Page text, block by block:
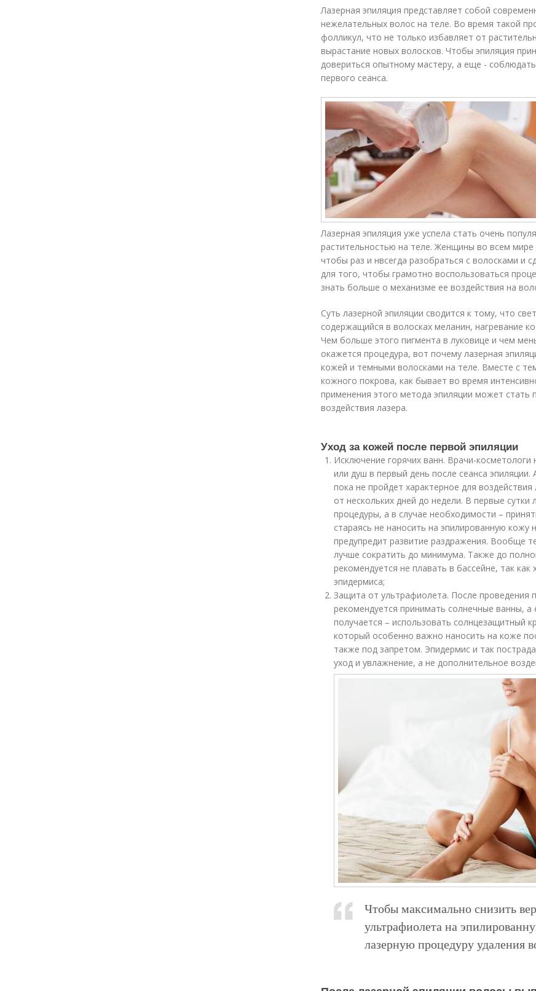
Лазерная эпиляция представляет собой
нежелательных волос на теле. Во время такой
фолликул, что не только избавляет от
вырастание новых волосков. Чтобы эпиляция
довериться опытному мастеру, а еще -
первого сеанса.
Лазерная эпиляция уже успела стать очень
растительностью на теле. Женщины во всем мире
чтобы раз и нвсегда разобраться с волосками и
для того, чтобы грамотно воспользоваться
знать больше о механизме ее воздействия на
Суть лазерной эпиляции сводится к тому, что
содержащийся в волосках меланин, нагревание
Чем больше этого пигмента в луковице и чем
окажется процедура, вот почему лазерная
кожей и темными волосками на теле. Вместе с
кожного покрова, как бывает во время
применения этого метода эпиляции может стать
воздействия лазера.
Уход за кожей после первой эпиляции
Исключение горячих ванн. Врачи-
или душ в первый день после сеанса
пока не пройдет характерное для
от нескольких дней до недели. В первые
процедуры, а в случае необходимости –
стараясь не наносить на эпилированную
предупредит развитие раздражения. Вообще
лучше сократить до минимума. Также до
рекомендуется не плавать в бассейне, так
эпидермиса;
Защита от ультрафиолета. После проведения
рекомендуется принимать солнечные ванны, а
получается – использовать солнцезащитный
который особенно важно наносить на коже
также под запретом. Эпидермис и так
уход и увлажнение, а не дополнительное
Чтобы максимально снизить
ультрафиолета на
лазерную процедуру удаления